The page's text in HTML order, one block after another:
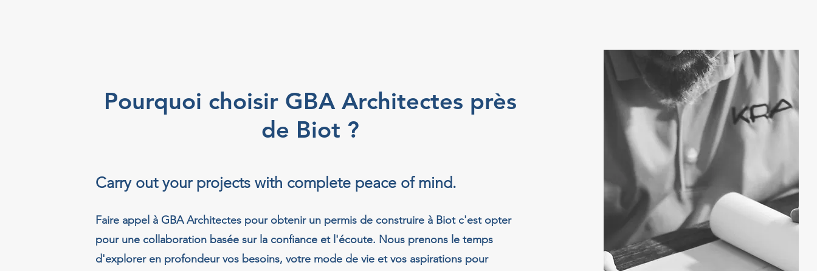
Pourquoi choisir GBA Architectes près
de Biot ?
Carry out your projects with complete peace of mind.
Faire appel à GBA Architectes pour obtenir un permis de construire à Biot c'est opter
pour une collaboration basée sur la confiance et l'écoute. Nous prenons le temps
d'explorer en profondeur vos besoins, votre mode de vie et vos aspirations pour